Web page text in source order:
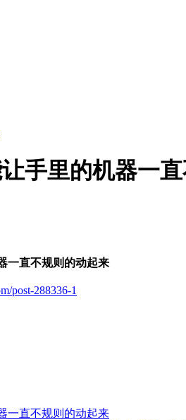
手里的机器一
一直不规则的动起来
post-288336-1
一直不规则的动起来